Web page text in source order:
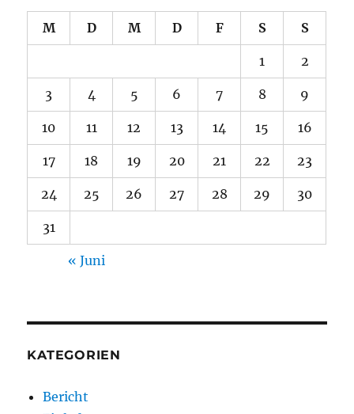
M D M D F S S
1 2
3 4 5 6 7 8 9
10 11 12 13 14 15 16
17 18 19 20 21 22 23
24 25 26 27 28 29 30
31
« Juni
KATEGORIEN
Bericht